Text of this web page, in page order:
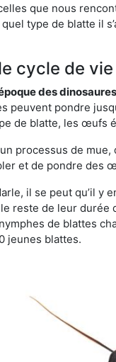
que nous
type de blatte il
cycle de
des dinosaures
peuvent pondre
de blatte, les œufs
processus de
et de pondre des
il se peut qu’il
reste de leur durée
de blattes
jeunes blattes.